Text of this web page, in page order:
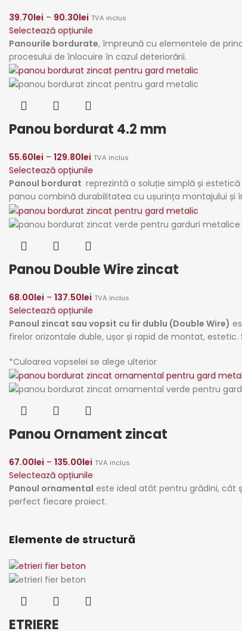
39.70lei – 90.30lei TVA inclus
Selectează opțiunile
Panourile bordurate, împreună cu elementele de
procesului de înlocuire în cazul deteriorării.
Panou bordurat 4.2 mm
55.60lei – 129.80lei TVA inclus
Selectează opțiunile
Panoul bordurat reprezintă o soluție simplă și
panou combină durabilitatea cu ușurința montajului și
Panou Double Wire zincat
68.00lei – 137.50lei TVA inclus
Selectează opțiunile
Panoul zincat sau vopsit cu fir dublu (Double Wire)
firelor orizontale duble, ușor și rapid de montat, estetic.
*Culoarea vopselei se alege ulterior
Panou Ornament zincat
67.00lei – 135.00lei TVA inclus
Selectează opțiunile
Panoul ornamental este ideal atât pentru grădini, cât
perfect fiecare proiect.
Elemente de structură
ETRIERE